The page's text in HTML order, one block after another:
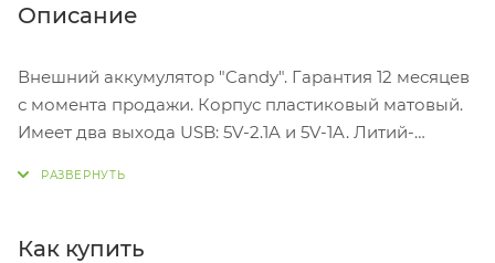
Описание
Внешний аккумулятор "Candy". Гарантия 12 месяцев
с момента продажи. Корпус пластиковый матовый.
Имеет два выхода USB: 5V-2.1A и 5V-1A. Литий-
Вес в упаковке 240 гр В комплекте USB кабель с
Как купить